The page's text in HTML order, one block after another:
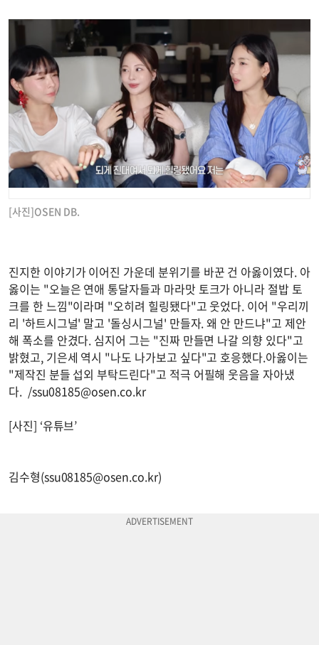
[사진]OSEN DB.
진지한 이야기가 이어진 가운데 분위기를 바꾼 건 아옳이였다. 아
옳이는 "오늘은 연애 통달자들과 마라맛 토크가 아니라 절밥 토
크를 한 느낌"이라며 "오히려 힐링됐다"고 웃었다. 이어 "우리끼
리 '하트시그널' 말고 '돌싱시그널' 만들자. 왜 안 만드냐"고 제안
해 폭소를 안겼다. 심지어 그는 "진짜 만들면 나갈 의향 있다"고
밝혔고, 기은세 역시 "나도 나가보고 싶다"고 호응했다.아옳이는
"제작진 분들 섭외 부탁드린다"고 적극 어필해 웃음을 자아냈
다. /ssu08185@osen.co.kr
[사진] ‘유튜브’
김수형(ssu08185@osen.co.kr)